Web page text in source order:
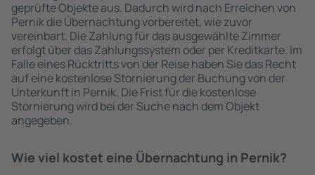
geprüfte Objekte aus. Dadurch wird nach Erreichen von
Pernik die Übernachtung vorbereitet, wie zuvor
vereinbart. Die Zahlung für das ausgewählte Zimmer
erfolgt über das Zahlungssystem oder per Kreditkarte. Im
Falle eines Rücktritts von der Reise haben Sie das Recht
auf eine kostenlose Stornierung der Buchung von der
Unterkunft in Pernik. Die Frist für die kostenlose
Stornierung wird bei der Suche nach dem Objekt
angegeben.
Wie viel kostet eine Übernachtung in Pernik?